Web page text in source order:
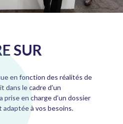
SUR
en fonction des réalités de
dans le cadre d’un
prise en charge d’un dossier
à vos besoins.